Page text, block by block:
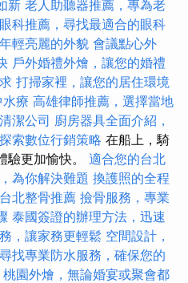
新 老人助聽器推薦，專為老
科推薦，尋找最適合的眼科
輕亮麗的外貌 會議點心外
戶外婚禮外燴，讓您的婚禮
打掃家裡，讓您的居住環境
水療 高雄律師推薦，選擇當地
潔公司 廚房器具全面介紹，
探索數位行銷策略 在船上，騎
驗更加愉快。 適合您的台北
為你解決難題 換護照的全程
台北整骨推薦 撿骨服務，專業
泰國簽證的辦理方法，迅速
，讓家務更輕鬆 空間設計，
尋找專業防水服務，確保您的
桃園外燴，無論婚宴或聚會都